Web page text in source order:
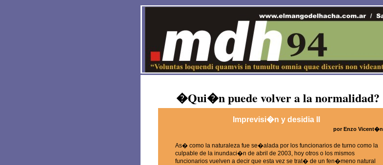
�Qui�n puede volver a la normalidad?
Imprevisi�n y desidia II
por Enzo Vicent�n
As� como la naturaleza fue se�alada por los funcionarios de turno como la
culpable de la inundaci�n de abril de 2003, hoy otros o los mismos
funcionarios vuelven a decir que esta vez se trat� de un fen�meno natural